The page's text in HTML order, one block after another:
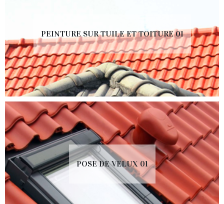
PEINTURE SUR TUILE ET TOITURE 01
POSE DE VELUX 01